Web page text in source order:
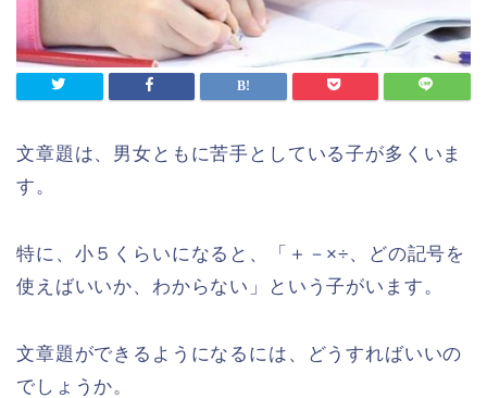
文章題は、男女ともに苦手としている子が多くいま
す。
特に、小５くらいになると、「＋－×÷、どの記号を
使えばいいか、わからない」という子がいます。
文章題ができるようになるには、どうすればいいの
でしょうか。